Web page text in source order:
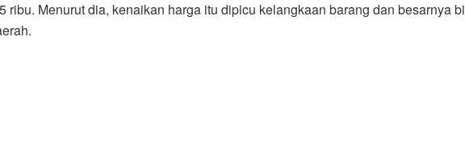
ribu. Menurut dia, kenaikan harga itu dipicu kelangkaan barang dan besarnya